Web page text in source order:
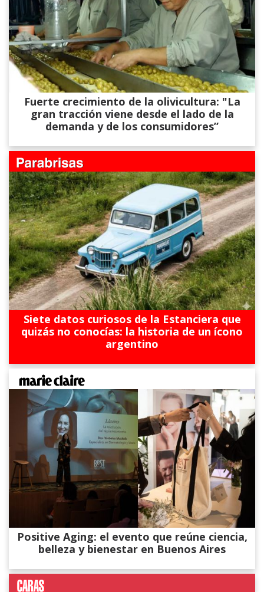
Fuerte crecimiento de la olivicultura: "La
gran tracción viene desde el lado de la
demanda y de los consumidores”
Siete datos curiosos de la Estanciera que
quizás no conocías: la historia de un ícono
argentino
Positive Aging: el evento que reúne ciencia,
belleza y bienestar en Buenos Aires